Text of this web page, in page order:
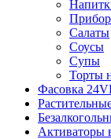
Салаты
Соусы
Супы
Торты
Фасовка
Активаторы